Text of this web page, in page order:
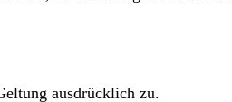
ausdrücklich zu.